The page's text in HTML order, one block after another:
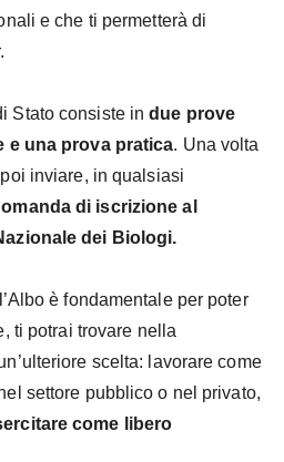
e che ti permetterà di
Stato consiste indue prove
e una prova pratica. Una volta
inviare, in qualsiasi
di iscrizione al
dei Biologi.
è fondamentale per poter
ti potrai trovare nella
scelta: lavorare come
settore pubblico o nel privato,
come libero